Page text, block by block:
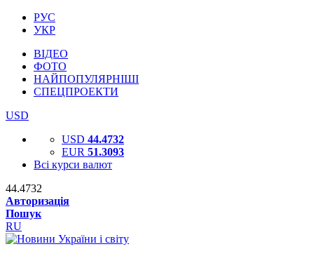
РУС
УКР
ВІДЕО
ФОТО
НАЙПОПУЛЯРНІШІ
СПЕЦПРОЕКТИ
USD
USD 44.4732
EUR 51.3093
Всі курси валют
44.4732
Авторизація
Пошук
RU